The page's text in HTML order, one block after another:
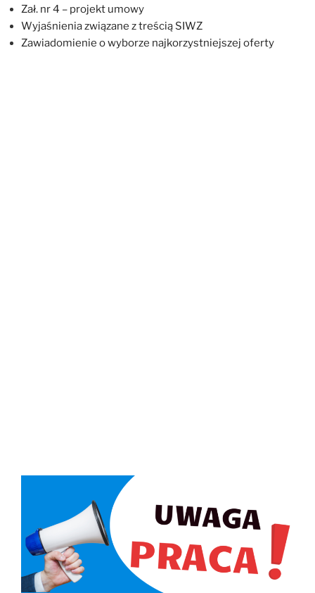
Zał. nr 4 – projekt umowy
Wyjaśnienia związane z treścią SIWZ
Zawiadomienie o wyborze najkorzystniejszej oferty